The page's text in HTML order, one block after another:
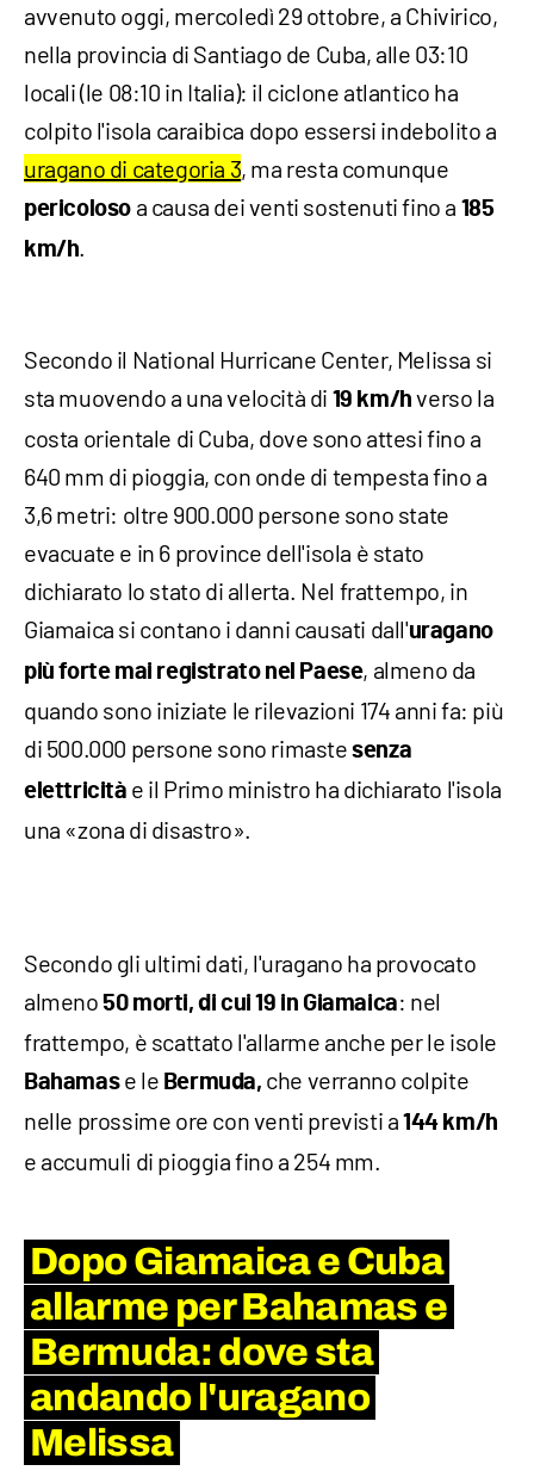
avvenuto oggi, mercoledì 29 ottobre, a Chivirico,
nella provincia di Santiago de Cuba, alle 03:10
locali (le 08:10 in Italia): il ciclone atlantico ha
colpito l'isola caraibica dopo essersi indebolito a
uragano di categoria 3, ma resta comunque
pericoloso a causa dei venti sostenuti fino a 185
km/h.
Secondo il National Hurricane Center, Melissa si
sta muovendo a una velocità di 19 km/h verso la
costa orientale di Cuba, dove sono attesi fino a
640 mm di pioggia, con onde di tempesta fino a
3,6 metri: oltre 900.000 persone sono state
evacuate e in 6 province dell'isola è stato
dichiarato lo stato di allerta. Nel frattempo, in
Giamaica si contano i danni causati dall'uragano
più forte mai registrato nel Paese, almeno da
quando sono iniziate le rilevazioni 174 anni fa: più
di 500.000 persone sono rimastesenza
elettricità e il Primo ministro ha dichiarato l'isola
una «zona di disastro».
Secondo gli ultimi dati, l'uragano ha provocato
almeno50 morti, di cui 19 in Giamaica: nel
frattempo, è scattato l'allarme anche per le isole
Bahamas e le Bermuda, che verranno colpite
nelle prossime ore con venti previsti a144 km/h
e accumuli di pioggia fino a 254 mm.
Dopo Giamaica e Cuba
allarme per Bahamas e
Bermuda: dove sta
andando l'uragano
Melissa